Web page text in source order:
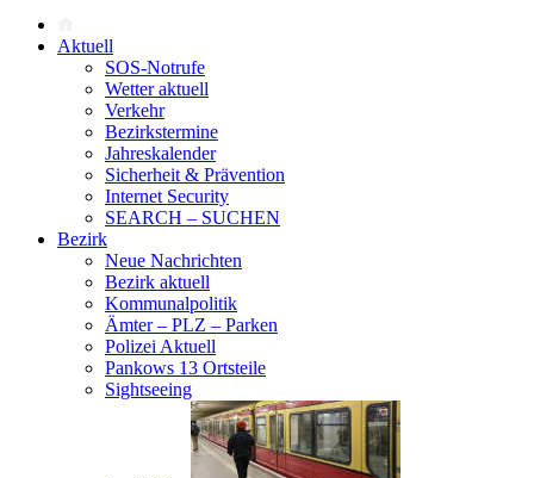
Aktuell
SOS-Notrufe
Wetter aktuell
Verkehr
Bezirkstermine
Jahreskalender
Sicherheit & Prävention
Internet Security
SEARCH – SUCHEN
Bezirk
Neue Nachrichten
Bezirk aktuell
Kommunalpolitik
Ämter – PLZ – Parken
Polizei Aktuell
Pankows 13 Ortsteile
Sightseeing